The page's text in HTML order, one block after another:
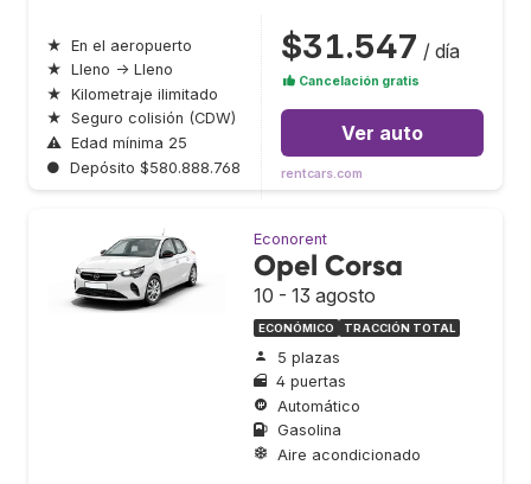
★ En el aeropuerto
★ Lleno → Lleno
★ Kilometraje ilimitado
★ Seguro colisión (CDW)
⚠ Edad mínima 25
● Depósito $580.888.768
$31.547 / día
Cancelación gratis
Ver auto
rentcars.com
Econorent
Opel Corsa
10 - 13 agosto
ECONÓMICO TRACCIÓN TOTAL
5 plazas
4 puertas
Automático
Gasolina
Aire acondicionado